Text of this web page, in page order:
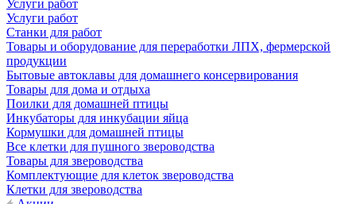
Услуги работ
Услуги работ
Станки для работ
Товары и оборудование для переработки ЛПХ, фермерской
продукции
Бытовые автоклавы для домашнего консервирования
Товары для дома и отдыха
Поилки для домашней птицы
Инкубаторы для инкубации яйца
Кормушки для домашней птицы
Все клетки для пушного звероводства
Товары для звероводства
Комплектующие для клеток звероводства
Клетки для звероводства